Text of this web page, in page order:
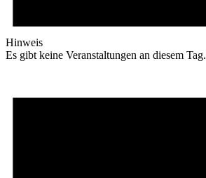
Hinweis
Es gibt keine Veranstaltungen an diesem Tag.